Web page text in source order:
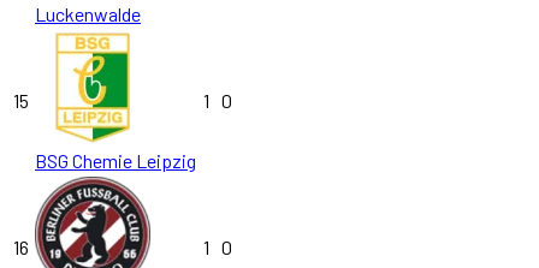
Luckenwalde
15
BSG Chemie Leipzig
1 0
16 1 0